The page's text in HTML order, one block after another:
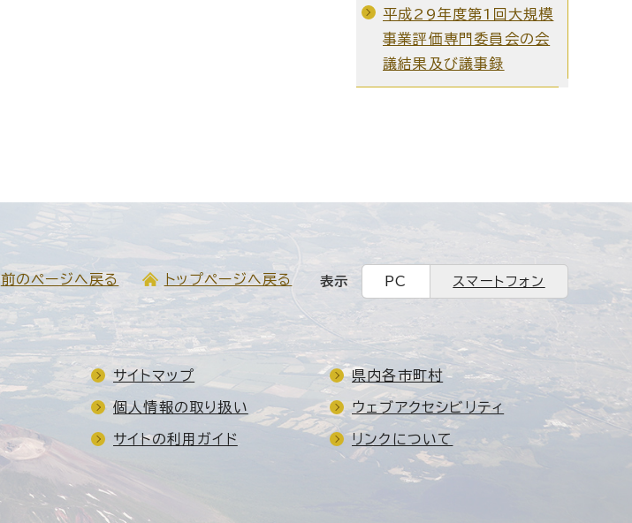
平成29年度第1回大規模
事業評価専門委員会の会
議結果及び議事録
前のページへ戻る トップページへ戻る 表示 PC スマートフォン
サイトマップ 県内各市町村
個人情報の取り扱い ウェブアクセシビリティ
サイトの利用ガイド リンクについて